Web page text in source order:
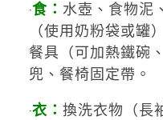
‧食： 水壺、食物泥
（使用奶粉袋或罐
餐具（可加熱鐵碗
兜、餐椅固定帶。
‧衣： 換洗衣物（長